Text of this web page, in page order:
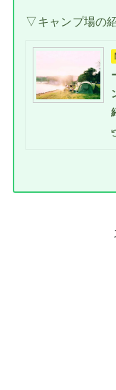
▽キャンプ場の